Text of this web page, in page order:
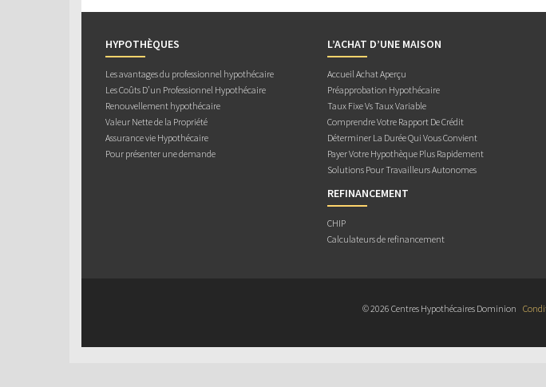
HYPOTHÈQUES
Les avantages du professionnel hypothécaire
Les Coûts D’un Professionnel Hypothécaire
Renouvellement hypothécaire
Valeur Nette de la Propriété
Assurance vie Hypothécaire
Pour présenter une demande
L’ACHAT D’UNE MAISON
Accueil Achat Aperçu
Préapprobation Hypothécaire
Taux Fixe Vs Taux Variable
Comprendre Votre Rapport De Crédit
Déterminer La Durée Qui Vous Convient
Payer Votre Hypothèque Plus Rapidement
Solutions Pour Travailleurs Autonomes
REFINANCEMENT
CHIP
Calculateurs de refinancement
© 2026 Centres Hypothécaires Dominion